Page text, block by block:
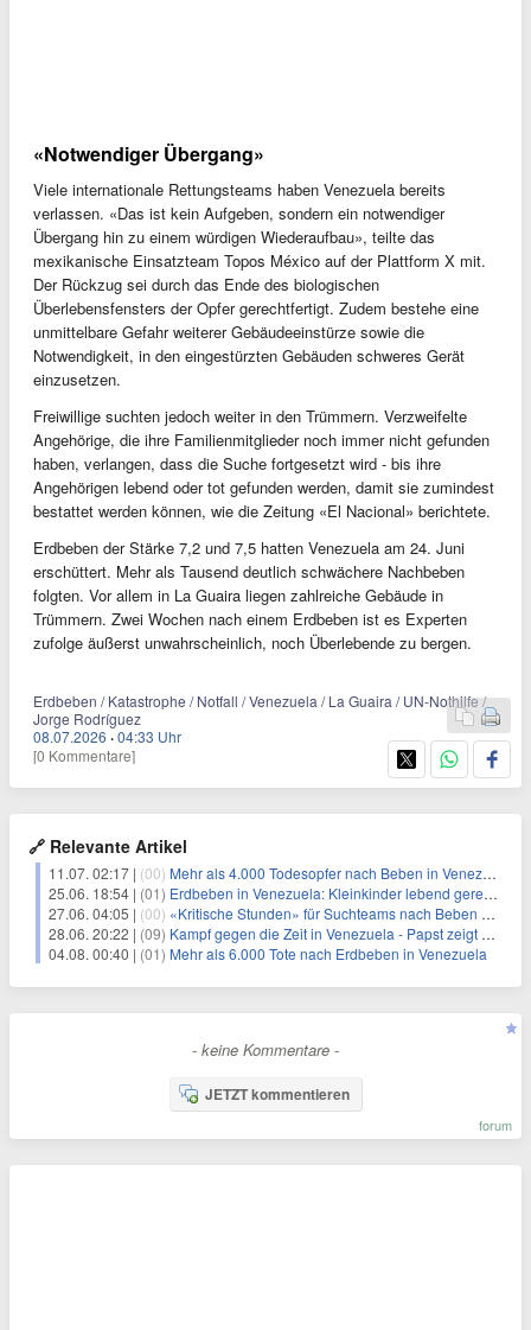
«Notwendiger Übergang»
Viele internationale Rettungsteams haben Venezuela bereits
verlassen. «Das ist kein Aufgeben, sondern ein notwendiger
Übergang hin zu einem würdigen Wiederaufbau», teilte das
mexikanische Einsatzteam Topos México auf der Plattform X mit.
Der Rückzug sei durch das Ende des biologischen
Überlebensfensters der Opfer gerechtfertigt. Zudem bestehe eine
unmittelbare Gefahr weiterer Gebäudeeinstürze sowie die
Notwendigkeit, in den eingestürzten Gebäuden schweres Gerät
einzusetzen.
Freiwillige suchten jedoch weiter in den Trümmern. Verzweifelte
Angehörige, die ihre Familienmitglieder noch immer nicht gefunden
haben, verlangen, dass die Suche fortgesetzt wird - bis ihre
Angehörigen lebend oder tot gefunden werden, damit sie zumindest
bestattet werden können, wie die Zeitung «El Nacional» berichtete.
Erdbeben der Stärke 7,2 und 7,5 hatten Venezuela am 24. Juni
erschüttert. Mehr als Tausend deutlich schwächere Nachbeben
folgten. Vor allem in La Guaira liegen zahlreiche Gebäude in
Trümmern. Zwei Wochen nach einem Erdbeben ist es Experten
zufolge äußerst unwahrscheinlich, noch Überlebende zu bergen.
Erdbeben / Katastrophe / Notfall / Venezuela / La Guaira / UN-Nothilfe /
Jorge Rodríguez
08.07.2026 ·04:33 Uhr
[0 Kommentare]
🔗 Relevante Artikel
11.07. 02:17 | (00) Mehr als 4.000 Todesopfer nach Beben in Venezuela
25.06. 18:54 | (01) Erdbeben in Venezuela: Kleinkinder lebend gerettet
27.06. 04:05 | (00) «Kritische Stunden» für Suchteams nach Beben in Venezuela
28.06. 20:22 | (09) Kampf gegen die Zeit in Venezuela - Papst zeigt Anteilnahme
04.08. 00:40 | (01) Mehr als 6.000 Tote nach Erdbeben in Venezuela
- keine Kommentare -
JETZT kommentieren
forum